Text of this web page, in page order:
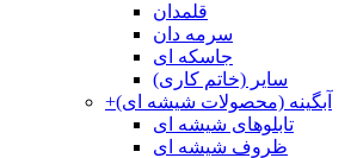
قلمدان
سرمه دان
جاسکه ای
سایر (خاتم کاری)
+آبگینه (محصولات شیشه ای)
تابلوهای شیشه ای
ظروف شیشه ای